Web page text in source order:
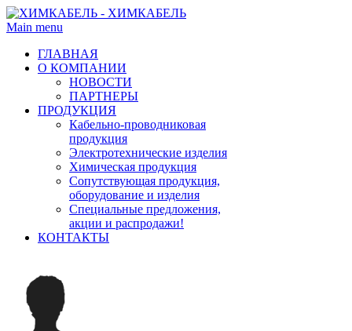
Main menu
ГЛАВНАЯ
О КОМПАНИИ
НОВОСТИ
ПАРТНЕРЫ
ПРОДУКЦИЯ
Кабельно-проводниковая
продукция
Электротехнические изделия
Химическая продукция
Сопутствующая продукция,
оборудование и изделия
Специальные предложения,
акции и распродажи!
КОНТАКТЫ